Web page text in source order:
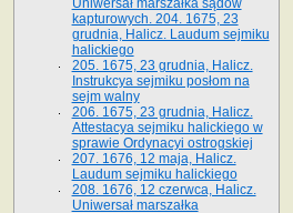
Uniwersał marszałka sądów
kapturowych. 204. 1675, 23
grudnia, Halicz. Laudum sejmiku
halickiego
205. 1675, 23 grudnia, Halicz.
Instrukcya sejmiku posłom na
sejm walny
206. 1675, 23 grudnia, Halicz.
Attestacya sejmiku halickiego w
sprawie Ordynacyi ostrogskiej
207. 1676, 12 maja, Halicz.
Laudum sejmiku halickiego
208. 1676, 12 czerwca, Halicz.
Uniwersał marszałka